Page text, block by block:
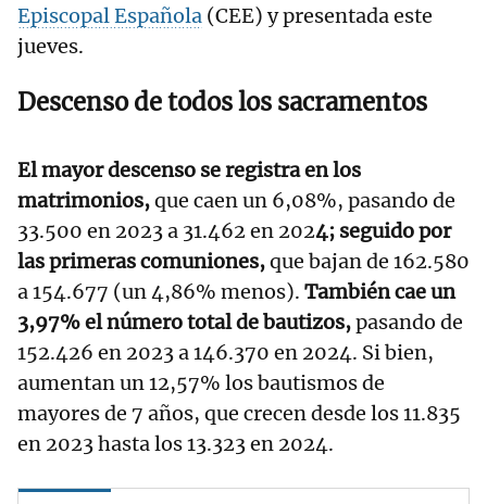
Episcopal Española (CEE) y presentada este
jueves.
Descenso de todos los sacramentos
El mayor descenso se registra en los
matrimonios,que caen un 6,08%, pasando de
33.500 en 2023 a 31.462 en 2024; seguido por
las primeras comuniones,que bajan de 162.580
a 154.677 (un 4,86% menos). También cae un
3,97% el número total de bautizos,pasando de
152.426 en 2023 a 146.370 en 2024. Si bien,
aumentan un 12,57% los bautismos de
mayores de 7 años, que crecen desde los 11.835
en 2023 hasta los 13.323 en 2024.